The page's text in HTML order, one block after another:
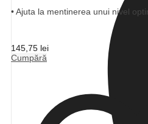
• Ajuta la mentinerea unui nivel
145,75 lei
Cumpără